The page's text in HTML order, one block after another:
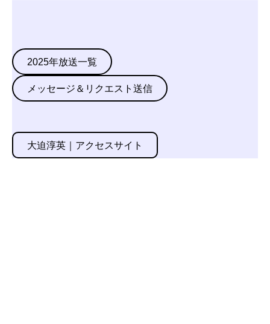
2025年放送一覧
メッセージ＆リクエスト送信
大迫淳英｜アクセスサイト